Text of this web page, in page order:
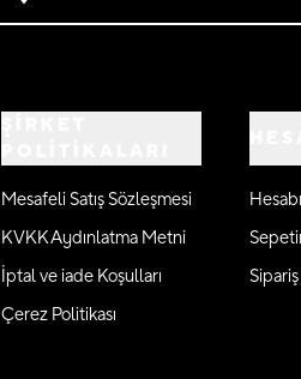
Mesafeli Satış Sözleşmesi
KVKK Aydınlatma Metni
İptal ve iade Koşulları
Çerez Politikası